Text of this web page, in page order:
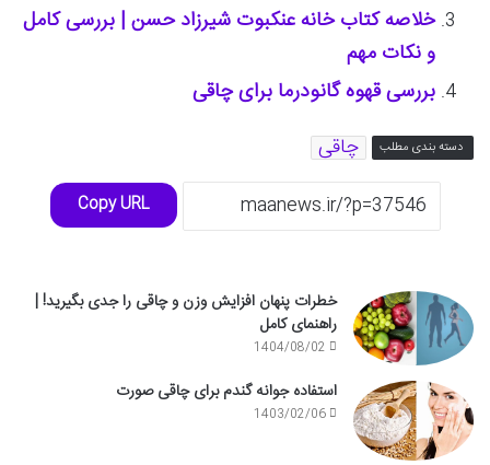
خلاصه کتاب خانه عنکبوت شیرزاد حسن | بررسی کامل
و نکات مهم
بررسی قهوه گانودرما برای چاقی
دسته بندی مطلب چاقی
Copy URL
خطرات پنهان افزایش وزن و چاقی را جدی بگیرید! |
راهنمای کامل
1404/08/02
استفاده جوانه گندم برای چاقی صورت
1403/02/06